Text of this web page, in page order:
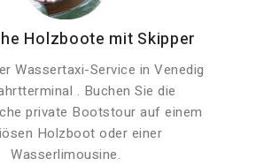
Holzboote mit Skipper
Wassertaxi-Service in Venedig
. Buchen Sie die
private Bootstour auf einem
Holzboot oder einer
Wasserlimousine.